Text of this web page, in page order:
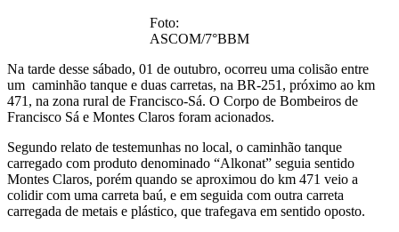
Foto:
ASCOM/7°BBM
Na tarde desse sábado, 01 de outubro, ocorreu uma colisão entre
um caminhão tanque e duas carretas, na BR-251, próximo ao km
471, na zona rural de Francisco-Sá. O Corpo de Bombeiros de
Francisco Sá e Montes Claros foram acionados.
Segundo relato de testemunhas no local, o caminhão tanque
carregado com produto denominado “Alkonat” seguia sentido
Montes Claros, porém quando se aproximou do km 471 veio a
colidir com uma carreta baú, e em seguida com outra carreta
carregada de metais e plástico, que trafegava em sentido oposto.